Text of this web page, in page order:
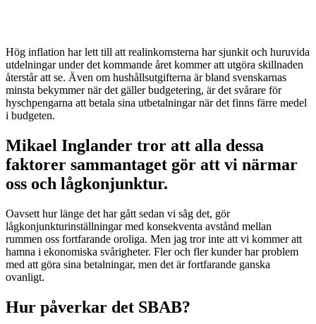
Hög inflation har lett till att realinkomsterna har sjunkit och huruvida
utdelningar under det kommande året kommer att utgöra skillnaden
återstår att se. Även om hushållsutgifterna är bland svenskarnas
minsta bekymmer när det gäller budgetering, är det svårare för
hyschpengarna att betala sina utbetalningar när det finns färre medel
i budgeten.
Mikael Inglander tror att alla dessa
faktorer sammantaget gör att vi närmar
oss och lågkonjunktur.
Oavsett hur länge det har gått sedan vi såg det, gör
lågkonjunkturinställningar med konsekventa avstånd mellan
rummen oss fortfarande oroliga. Men jag tror inte att vi kommer att
hamna i ekonomiska svårigheter. Fler och fler kunder har problem
med att göra sina betalningar, men det är fortfarande ganska
ovanligt.
Hur påverkar det SBAB?